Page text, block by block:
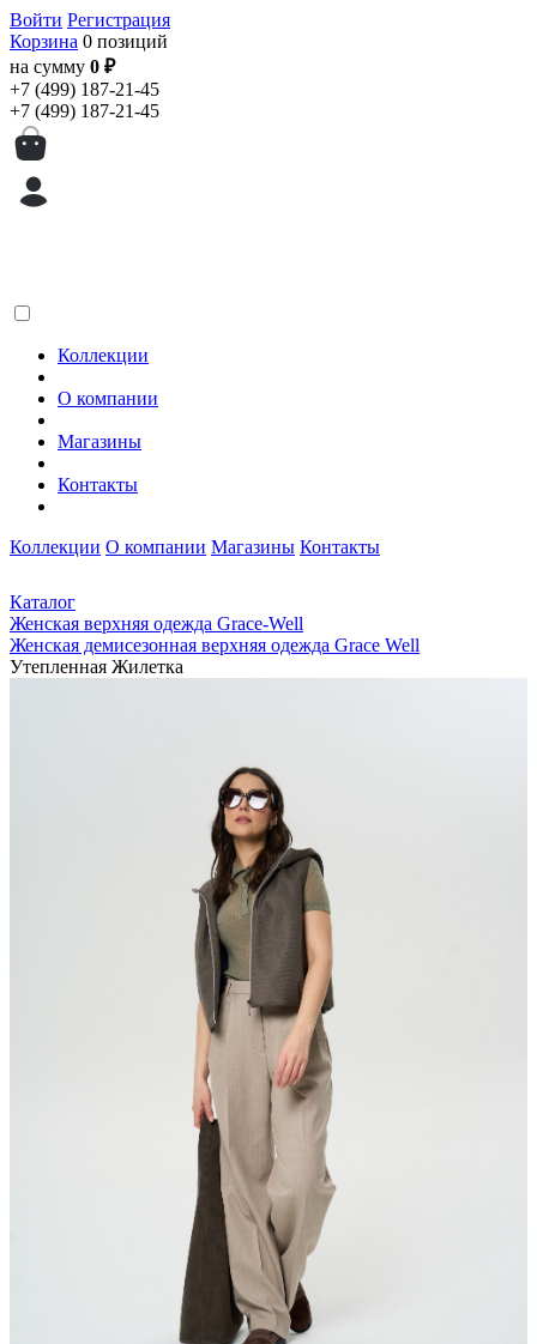
Войти Регистрация
Корзина 0 позиций
на сумму 0 ₽
+7 (499) 187-21-45
+7 (499) 187-21-45
Коллекции
О компании
Магазины
Контакты
Коллекции О компании Магазины Контакты
Каталог
Женская верхняя одежда Grace-Well
Женская демисезонная верхняя одежда Grace Well
Утепленная Жилетка